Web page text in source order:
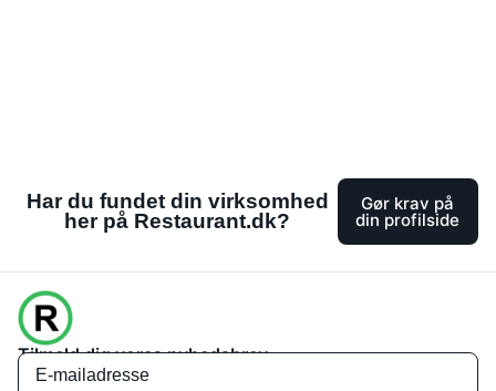
Har du fundet din virksomhed
her på Restaurant.dk?
Gør krav på
din profilside
Tilmeld dig vores nyhedsbrev